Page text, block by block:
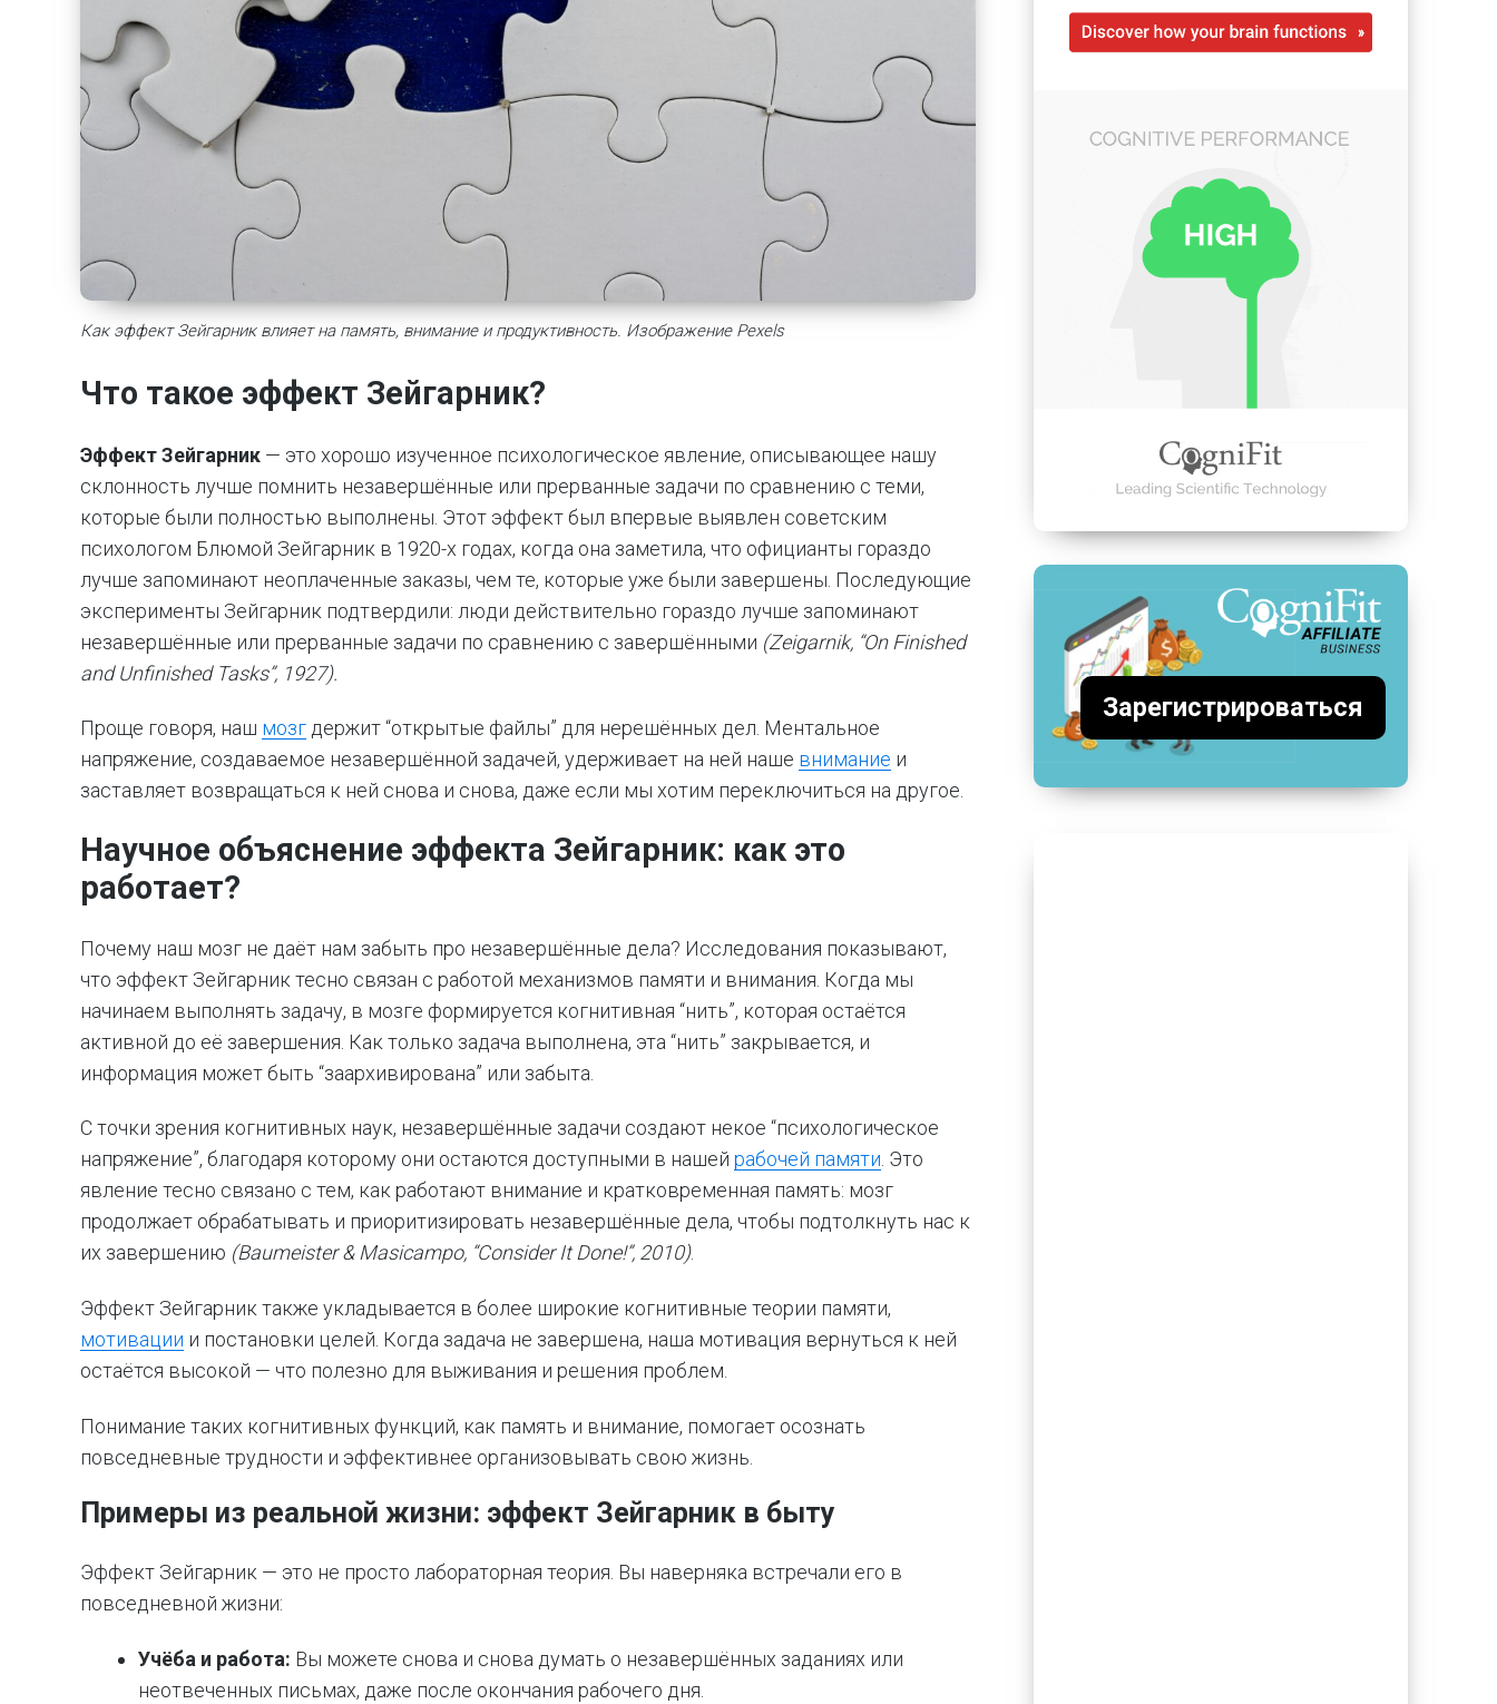
Как эффект Зейгарник влияет на память, внимание и продуктивность. Изображение Pexels
Что такое эффект Зейгарник?
Эффект Зейгарник — это хорошо изученное психологическое явление, описывающее нашу
склонность лучше помнить незавершённые или прерванные задачи по сравнению с теми,
которые были полностью выполнены. Этот эффект был впервые выявлен советским
психологом Блюмой Зейгарник в 1920-х годах, когда она заметила, что официанты гораздо
лучше запоминают неоплаченные заказы, чем те, которые уже были завершены. Последующие
эксперименты Зейгарник подтвердили: люди действительно гораздо лучше запоминают
незавершённые или прерванные задачи по сравнению с завершёнными (Zeigarnik, “On Finished
and Unfinished Tasks”, 1927).
Проще говоря, наш мозг держит “открытые файлы” для нерешённых дел. Ментальное
напряжение, создаваемое незавершённой задачей, удерживает на ней наше внимание и
заставляет возвращаться к ней снова и снова, даже если мы хотим переключиться на другое.
Научное объяснение эффекта Зейгарник: как это
работает?
Почему наш мозг не даёт нам забыть про незавершённые дела? Исследования показывают,
что эффект Зейгарник тесно связан с работой механизмов памяти и внимания. Когда мы
начинаем выполнять задачу, в мозге формируется когнитивная “нить”, которая остаётся
активной до её завершения. Как только задача выполнена, эта “нить” закрывается, и
информация может быть “заархивирована” или забыта.
С точки зрения когнитивных наук, незавершённые задачи создают некое “психологическое
напряжение”, благодаря которому они остаются доступными в нашей рабочей памяти. Это
явление тесно связано с тем, как работают внимание и кратковременная память: мозг
продолжает обрабатывать и приоритизировать незавершённые дела, чтобы подтолкнуть нас к
их завершению (Baumeister & Masicampo, “Consider It Done!”, 2010).
Эффект Зейгарник также укладывается в более широкие когнитивные теории памяти,
мотивации и постановки целей. Когда задача не завершена, наша мотивация вернуться к ней
остаётся высокой — что полезно для выживания и решения проблем.
Понимание таких когнитивных функций, как память и внимание, помогает осознать
повседневные трудности и эффективнее организовывать свою жизнь.
Примеры из реальной жизни: эффект Зейгарник в быту
Эффект Зейгарник — это не просто лабораторная теория. Вы наверняка встречали его в
повседневной жизни:
Учёба и работа: Вы можете снова и снова думать о незавершённых заданиях или
неотвеченных письмах, даже после окончания рабочего дня.
Зарегистрироваться